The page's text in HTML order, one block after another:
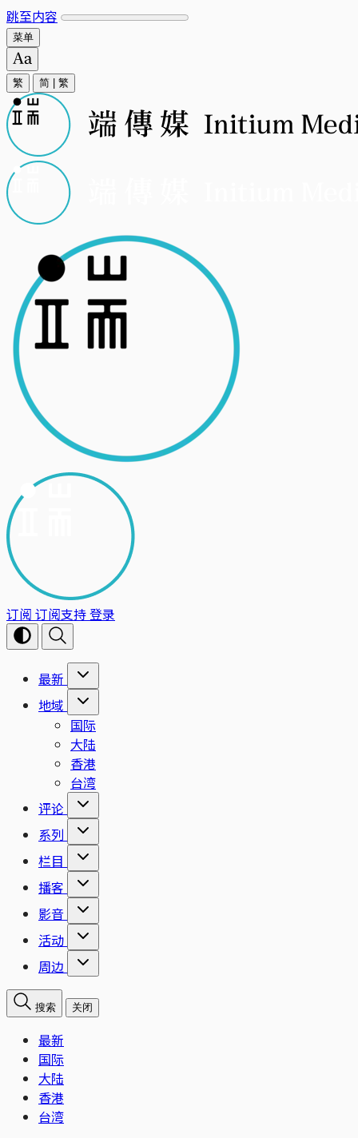
跳至内容
菜单
繁 简 繁
订阅 订阅支持登录
最新
地域
国际
大陆
香港
台湾
评论
系列
栏目
播客
影音
活动
周边
搜索 关闭
最新
国际
大陆
香港
台湾